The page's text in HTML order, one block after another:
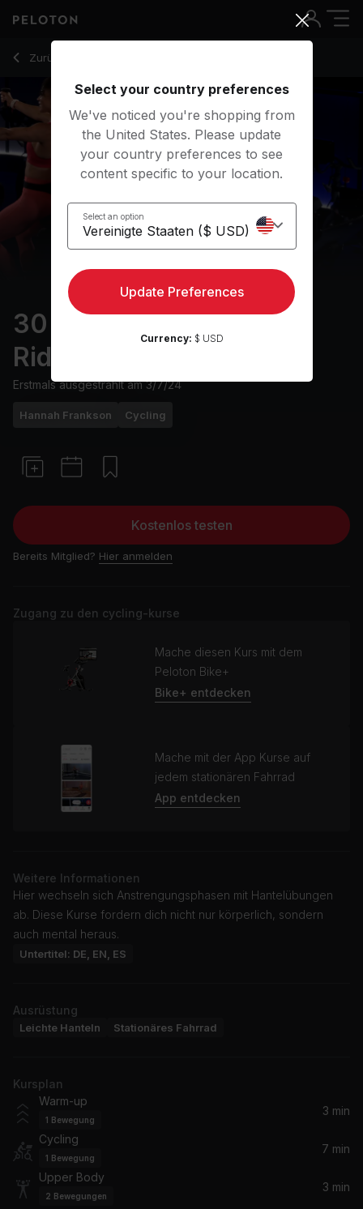
Zurück zu Cycling-Kurse
Zurück
30 min Intervals & Arms
Ride
Erstmals ausgestrahlt am3/7/24
Hannah Frankson Cycling
Kostenlos testen
Bereits Mitglied? Hier anmelden
Zugang zu den cycling-kurse
Mache diesen Kurs mit dem
Peloton Bike+
Bike+ entdecken
Mache mit der App Kurse auf
jedem stationären Fahrrad
App entdecken
Weitere Informationen
Hier wechseln sich Anstrengungsphasen mit Hantelübungen
ab. Diese Kurse fordern dich nicht nur körperlich, sondern
auch mental heraus.
Untertitel: DE, EN, ES
Ausrüstung
Leichte Hanteln Stationäres Fahrrad
Kursplan
Warm-up
1 Bewegung
3 min
Cycling
1 Bewegung
7 min
Upper Body
2 Bewegungen
3 min
Select your country preferences
We've noticed you're shopping from
the United States. Please update
your country preferences to see
content specific to your location.
Select an option
Update Preferences
Currency: $ USD